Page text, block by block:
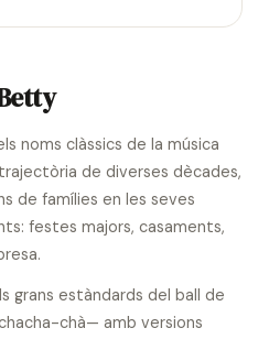
noms clàssics de la música
de diverses dècades,
de famílies en les seves
festes majors, casaments,
grans estàndards del ball de
chà— amb versions